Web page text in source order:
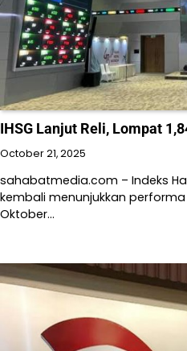
IHSG Lanjut Reli, Lompat
October 21, 2025
sahabatmedia.com – Indeks
kembali menunjukkan
Oktober…